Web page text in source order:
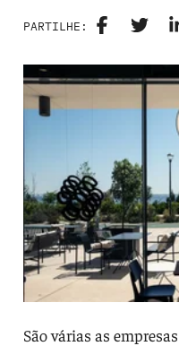
PARTILHE:
São várias as